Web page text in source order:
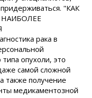
"КАК
рака в
опухоли, это
самой сложной
также получение
медикаментозной